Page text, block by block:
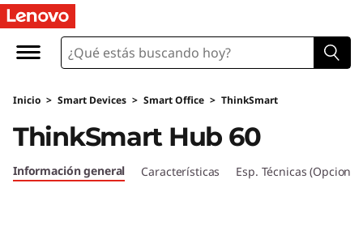
T
h
n
S
Inicio > Smart Devices > Smart Office > ThinkSmart
ThinkSmart Hub 60
Información general Características Esp. Técnicas